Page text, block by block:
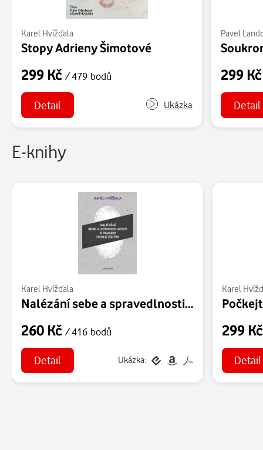
Karel Hvížďala
Stopy Adrieny Šimotové
299 Kč / 479 bodů
Detail Ukázka
Pavel
299
Detail
E-knihy
Karel Hvížďala
Nalézání sebe a spravedlnosti s Pavlem Rychetským
260 Kč / 416 bodů
Detail Ukázka:
Karel
299
Detail